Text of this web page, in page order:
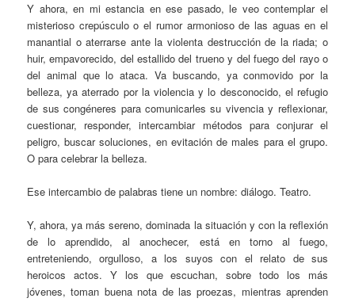
Y ahora, en mi estancia en ese pasado, le veo contemplar el
misterioso crepúsculo o el rumor armonioso de las aguas en el
manantial o aterrarse ante la violenta destrucción de la riada; o
huir, empavorecido, del estallido del trueno y del fuego del rayo o
del animal que lo ataca. Va buscando, ya conmovido por la
belleza, ya aterrado por la violencia y lo desconocido, el refugio
de sus congéneres para comunicarles su vivencia y reflexionar,
cuestionar, responder, intercambiar métodos para conjurar el
peligro, buscar soluciones, en evitación de males para el grupo.
O para celebrar la belleza.
Ese intercambio de palabras tiene un nombre: diálogo. Teatro.
Y, ahora, ya más sereno, dominada la situación y con la reflexión
de lo aprendido, al anochecer, está en torno al fuego,
entreteniendo, orgulloso, a los suyos con el relato de sus
heroicos actos. Y los que escuchan, sobre todo los más
jóvenes, toman buena nota de las proezas, mientras aprenden